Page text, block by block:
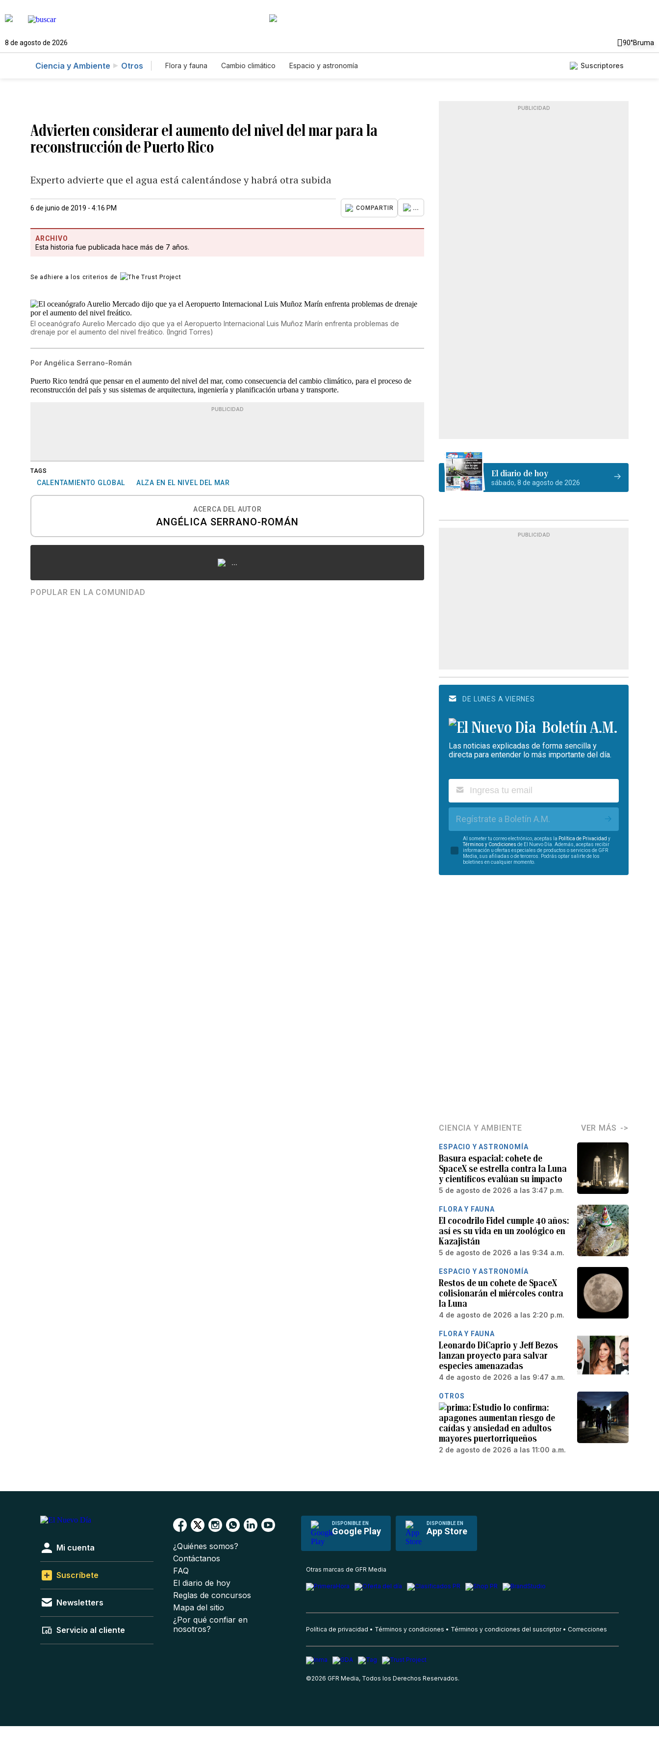
8 de agosto de 2026 90°Bruma
Ciencia y Ambiente Otros Flora y fauna Cambio climático Espacio y astronomía Suscriptores
Advierten considerar el aumento del nivel del mar para la
reconstrucción de Puerto Rico
Experto advierte que el agua está calentándose y habrá otra subida
6 de junio de 2019 - 4:16 PM COMPARTIR ...
ARCHIVO
Esta historia fue publicada hace más de 7 años.
Se adhiere a los criterios de
El oceanógrafo Aurelio Mercado dijo que ya el Aeropuerto Internacional Luis Muñoz Marín enfrenta problemas de
drenaje por el aumento del nivel freático. (Ingrid Torres)
Por Angélica Serrano-Román
Puerto Rico tendrá que pensar en el aumento del nivel del mar, como consecuencia del cambio climático, para el proceso de
reconstrucción del país y sus sistemas de arquitectura, ingeniería y planificación urbana y transporte.
PUBLICIDAD
TAGS
CALENTAMIENTO GLOBAL ALZA EN EL NIVEL DEL MAR
ACERCA DEL AUTOR
ANGÉLICA SERRANO-ROMÁN
...
POPULAR EN LA COMUNIDAD
PUBLICIDAD
El diario de hoy
sábado, 8 de agosto de 2026
PUBLICIDAD
DE LUNES A VIERNES
Boletín A.M.
Las noticias explicadas de forma sencilla y
directa para entender lo más importante del día.
Regístrate a Boletín A.M.
Al someter tu correo electrónico, aceptas la Política de Privacidad y
Términos y Condiciones de El Nuevo Día. Además, aceptas recibir
información u ofertas especiales de productos o servicios de GFR
Media, sus afiliadas o de terceros. Podrás optar salirte de los
boletines en cualquier momento.
CIENCIA Y AMBIENTE VER MÁS
ESPACIO Y ASTRONOMÍA
Basura espacial: cohete de
SpaceX se estrella contra la Luna
y científicos evalúan su impacto
5 de agosto de 2026 a las 3:47 p.m.
FLORA Y FAUNA
El cocodrilo Fidel cumple 40 años:
así es su vida en un zoológico en
Kazajistán
5 de agosto de 2026 a las 9:34 a.m.
ESPACIO Y ASTRONOMÍA
Restos de un cohete de SpaceX
colisionarán el miércoles contra
la Luna
4 de agosto de 2026 a las 2:20 p.m.
FLORA Y FAUNA
Leonardo DiCaprio y Jeff Bezos
lanzan proyecto para salvar
especies amenazadas
4 de agosto de 2026 a las 9:47 a.m.
OTROS
Estudio lo confirma:
apagones aumentan riesgo de
caídas y ansiedad en adultos
mayores puertorriqueños
2 de agosto de 2026 a las 11:00 a.m.
DISPONIBLE EN
Google Play
DISPONIBLE EN
App Store
Mi cuenta
Suscríbete
Newsletters
Servicio al cliente
¿Quiénes somos?
Contáctanos
FAQ
El diario de hoy
Reglas de concursos
Mapa del sitio
¿Por qué confiar en
nosotros?
Otras marcas de GFR Media
Política de privacidad Términos y condiciones Términos y condiciones del suscriptor Correcciones
©2026 GFR Media, Todos los Derechos Reservados.